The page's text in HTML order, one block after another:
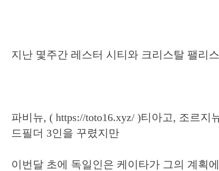
지난 몇주간 레스터 시티와 크리스탈 팰리
파비뉴, ( https://toto16.xyz/ )티아고, 조르
드필더 3인을 꾸렸지만
이번달 초에 독일인은 케이타가 그의 계획